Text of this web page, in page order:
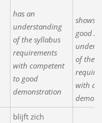
has an
understanding
of the syllabus
requirements
with competent
to good
demonstration
shows
good /
of the
with a
blijft zich